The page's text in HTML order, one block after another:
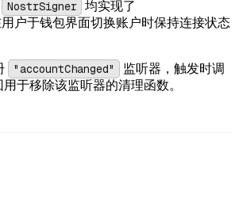
NostrSigner 均实现了
用户于钱包界面切换账户时保持连接状态
"accountChanged"
监听器，触发时调
于移除该监听器的清理函数。